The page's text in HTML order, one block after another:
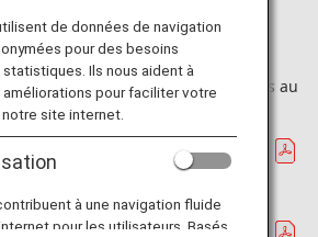
ANA Super Flyers
et des ajouts ont été apportés au
Mileage Club - Tableau
et nouvelles conditions
Super Flyers - Tableau comparatif
de données de navigation
pour des besoins
Ils nous aident à
pour faciliter votre
site internet.
à une navigation fluide
pour les utilisateurs. Basés